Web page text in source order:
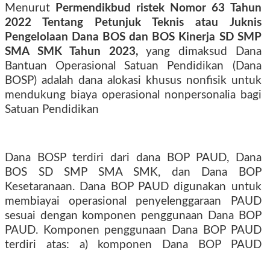
Menurut
Permendikbud ristek Nomor 63 Tahun
2022 Tentang Petunjuk Teknis atau Juknis
Pengelolaan Dana BOS dan BOS Kinerja SD SMP
SMA SMK Tahun 2023,yang dimaksud Dana
Bantuan Operasional Satuan Pendidikan (Dana
BOSP) adalah dana alokasi khusus nonfisik untuk
mendukung biaya operasional nonpersonalia bagi
Satuan Pendidikan
Dana BOSP terdiri dari dana BOP PAUD, Dana
BOS SD SMP SMA SMK, dan Dana BOP
Kesetaranaan. Dana BOP PAUD digunakan untuk
membiayai operasional penyelenggaraan PAUD
sesuai dengan komponen penggunaan Dana BOP
PAUD. Komponen penggunaan Dana BOP PAUD
terdiri atas: a) komponen Dana BOP PAUD